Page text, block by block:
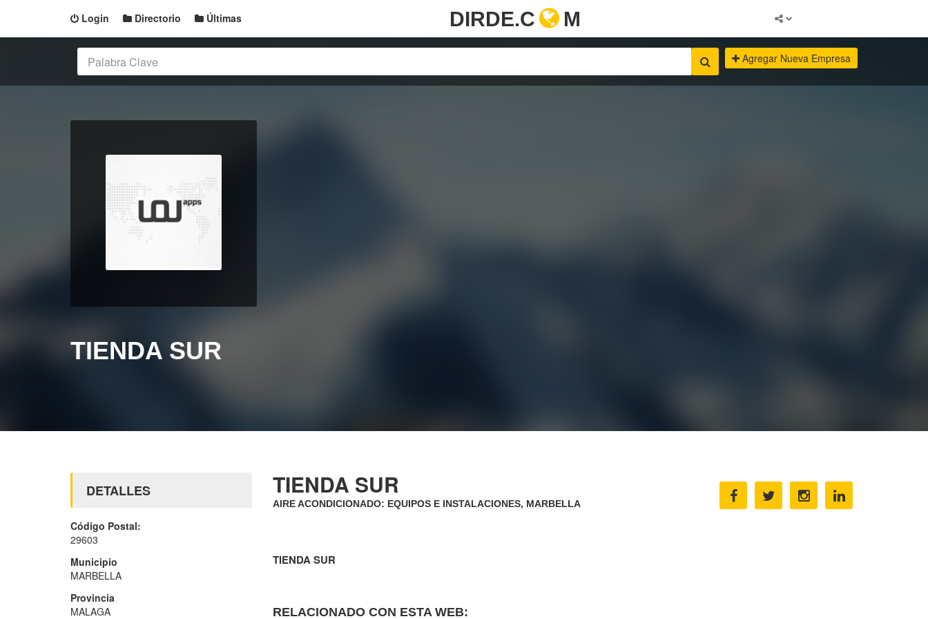
Login Directorio Últimas DIRDE.C M
Agregar Nueva Empresa
TIENDA SUR
TIENDA SUR
AIRE ACONDICIONADO: EQUIPOS E INSTALACIONES, MARBELLA
TIENDA SUR
RELACIONADO CON ESTA WEB:
DETALLES
Código Postal:
29603
Municipio
MARBELLA
Provincia
MALAGA